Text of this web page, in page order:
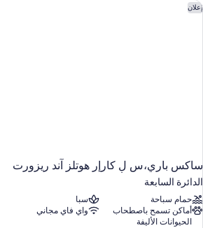
إعلان
ساكس باري،س لٕ كارإر هوتلز آند ريزورت
الدائرة السابعة
حمام سباحة
سبا
أماكن تسمح باصطحاب
الحيوانات الأليفة
واي فاي مجاني
ساكس باري،س لٕ كارإر هوتلز آند ريزورت